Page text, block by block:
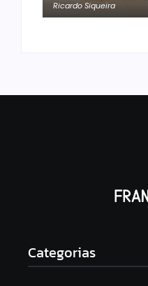
Ricardo Siqueira
Categorias